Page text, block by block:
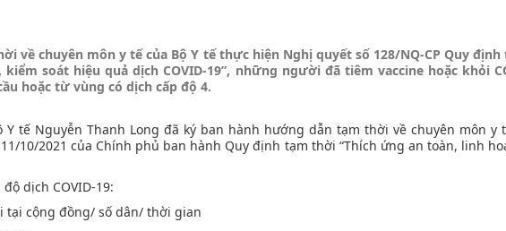
về chuyên môn y tế của Bộ Y tế thực hiện Nghị quyết số 128/NQ-CP Quy định
soát hiệu quả dịch COVID-19”, những người đã tiêm vaccine hoặc khỏi
hoặc từ vùng có dịch cấp độ 4.
Y tế Nguyễn Thanh Long đã ký ban hành hướng dẫn tạm thời về chuyên môn y
10/2021 của Chính phủ ban hành Quy định tạm thời “Thích ứng an toàn, linh
dịch COVID-19:
tại cộng đồng/ số dân/ thời gian